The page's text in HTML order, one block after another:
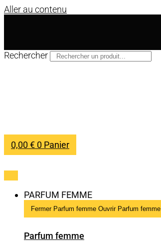
Aller au contenu
Rechercher
0,00€ 0 Panier
PARFUM FEMME
Fermer Parfum femme Ouvrir Parfum femme
Parfum femme